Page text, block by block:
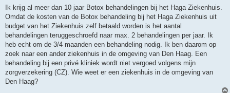
c
h
Ik krijg al meer dan 10 jaar Botox behandelingen bij het Haga Ziekenhuis.
Omdat de kosten van de Botox behandeling bij het Haga Ziekenhuis uit
budget van het Ziekenhuis zelf betaald worden is het aantal
behandelingen teruggeschroefd naar max. 2 behandelingen per jaar. Ik
heb echt om de 3/4 maanden een behandeling nodig. Ik ben daarom op
zoek naar een ander ziekenhuis in de omgeving van Den Haag. Een
behandeling bij een privé kliniek wordt niet vergoed volgens mijn
zorgverzekering (CZ). Wie weet er een ziekenhuis in de omgeving van
Den Haag?